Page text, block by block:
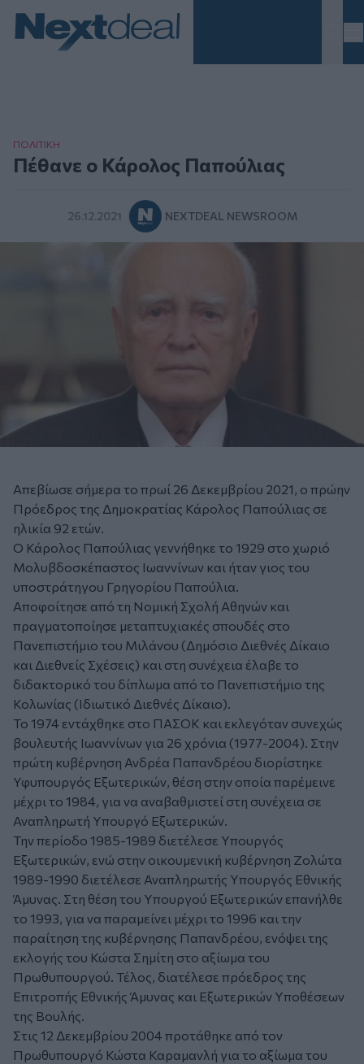
ΠΟΛΙΤΙΚΗ
Πέθανε ο Κάρολος Παπούλιας
26.12.2021 NEXTDEAL NEWSROOM
Απεβίωσε σήμερα το πρωί 26 Δεκεμβρίου 2021, ο πρώην
Πρόεδρος της Δημοκρατίας Κάρολος Παπούλιας σε
ηλικία 92 ετών.
Ο Κάρολος Παπούλιας γεννήθηκε το 1929 στο χωριό
Μολυβδοσκέπαστος Ιωαννίνων και ήταν γιος του
υποστράτηγου Γρηγορίου Παπούλια.
Αποφοίτησε από τη Νομική Σχολή Αθηνών και
πραγματοποίησε μεταπτυχιακές σπουδές στο
Πανεπιστήμιο του Μιλάνου (Δημόσιο Διεθνές Δίκαιο
και Διεθνείς Σχέσεις) και στη συνέχεια έλαβε το
διδακτορικό του δίπλωμα από το Πανεπιστήμιο της
Κολωνίας (Ιδιωτικό Διεθνές Δίκαιο).
Το 1974 εντάχθηκε στο ΠΑΣΟΚ και εκλεγόταν συνεχώς
βουλευτής Ιωαννίνων για 26 χρόνια (1977-2004). Στην
πρώτη κυβέρνηση Ανδρέα Παπανδρέου διορίστηκε
Υφυπουργός Εξωτερικών, θέση στην οποία παρέμεινε
μέχρι το 1984, για να αναβαθμιστεί στη συνέχεια σε
Αναπληρωτή Υπουργό Εξωτερικών.
Την περίοδο 1985-1989 διετέλεσε Υπουργός
Εξωτερικών, ενώ στην οικουμενική κυβέρνηση Ζολώτα
1989-1990 διετέλεσε Αναπληρωτής Υπουργός Εθνικής
Άμυνας. Στη θέση του Υπουργού Εξωτερικών επανήλθε
το 1993, για να παραμείνει μέχρι το 1996 και την
παραίτηση της κυβέρνησης Παπανδρέου, ενόψει της
εκλογής του Κώστα Σημίτη στο αξίωμα του
Πρωθυπουργού. Τέλος, διατέλεσε πρόεδρος της
Επιτροπής Εθνικής Άμυνας και Εξωτερικών Υποθέσεων
της Βουλής.
Στις 12 Δεκεμβρίου 2004 προτάθηκε από τον
Πρωθυπουργό Κώστα Καραμανλή για το αξίωμα του